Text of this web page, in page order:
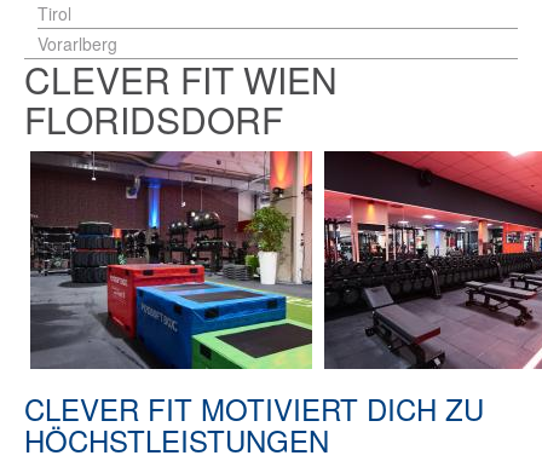
Tirol
Vorarlberg
CLEVER FIT WIEN
FLORIDSDORF
CLEVER FIT MOTIVIERT DICH ZU
HÖCHSTLEISTUNGEN